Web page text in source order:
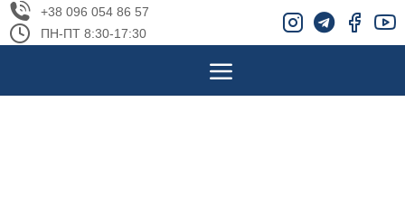
+38 096 054 86 57
ПН-ПТ 8:30-17:30